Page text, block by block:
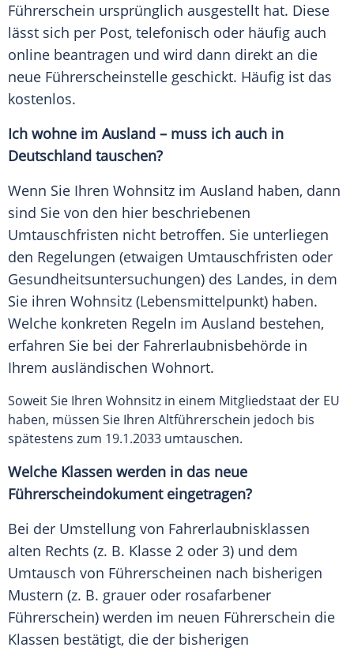
Führerschein ursprünglich ausgestellt hat. Diese
lässt sich per Post, telefonisch oder häufig auch
online beantragen und wird dann direkt an die
neue Führerscheinstelle geschickt. Häufig ist das
kostenlos.
Ich wohne im Ausland – muss ich auch in
Deutschland tauschen?
Wenn Sie Ihren Wohnsitz im Ausland haben, dann
sind Sie von den hier beschriebenen
Umtauschfristen nicht betroffen. Sie unterliegen
den Regelungen (etwaigen Umtauschfristen oder
Gesundheitsuntersuchungen) des Landes, in dem
Sie ihren Wohnsitz (Lebensmittelpunkt) haben.
Welche konkreten Regeln im Ausland bestehen,
erfahren Sie bei der Fahrerlaubnisbehörde in
Ihrem ausländischen Wohnort.
Soweit Sie Ihren Wohnsitz in einem Mitgliedstaat der EU
haben, müssen Sie Ihren Altführerschein jedoch bis
spätestens zum 19.1.2033 umtauschen.
Welche Klassen werden in das neue
Führerscheindokument eingetragen?
Bei der Umstellung von Fahrerlaubnisklassen
alten Rechts (z. B. Klasse 2 oder 3) und dem
Umtausch von Führerscheinen nach bisherigen
Mustern (z. B. grauer oder rosafarbener
Führerschein) werden im neuen Führerschein die
Klassen bestätigt, die der bisherigen